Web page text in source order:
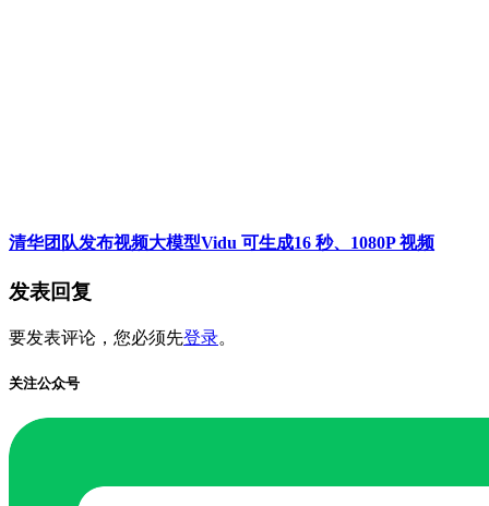
清华团队发布视频大模型Vidu 可生成16 秒、1080P 视频
发表回复
要发表评论，您必须先登录。
关注公众号